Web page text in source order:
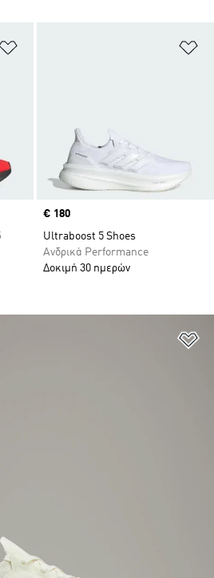
Προσθήκη στη Λίστα Επιθυμιών
Price
€ 180
Ultraboost 5 Shoes
Ανδρικά Performance
Δοκιμή 30 ημερών